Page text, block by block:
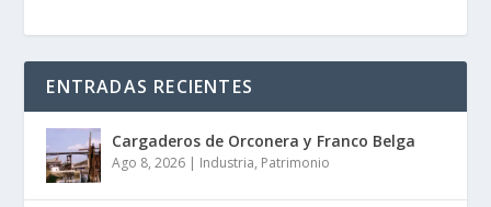
ENTRADAS RECIENTES
Cargaderos de Orconera y Franco Belga
Ago 8, 2026 | Industria, Patrimonio